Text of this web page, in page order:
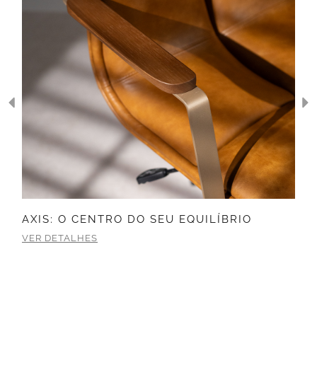
AXIS: O CENTRO DO SEU EQUILÍBRIO
VER DETALHES